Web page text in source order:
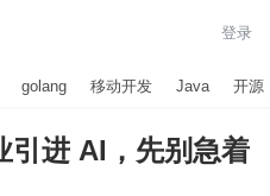
登录
golang 移动开发 Java 开源
引进 AI，先别急着